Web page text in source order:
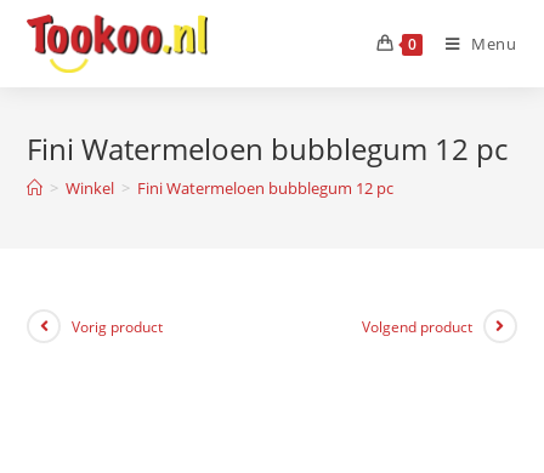
0 Menu
Fini Watermeloen bubblegum 12 pc
> Winkel > Fini Watermeloen bubblegum 12 pc
Vorig product Volgend product